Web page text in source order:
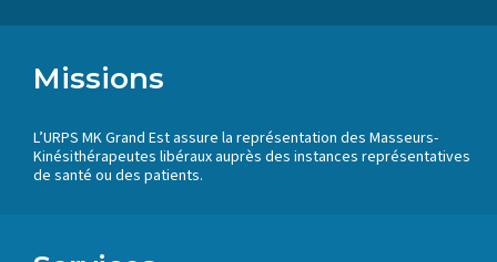
Missions
L’URPS MK Grand Est assure la représentation des Masseurs-
Kinésithérapeutes libéraux auprès des instances représentatives
de santé ou des patients.